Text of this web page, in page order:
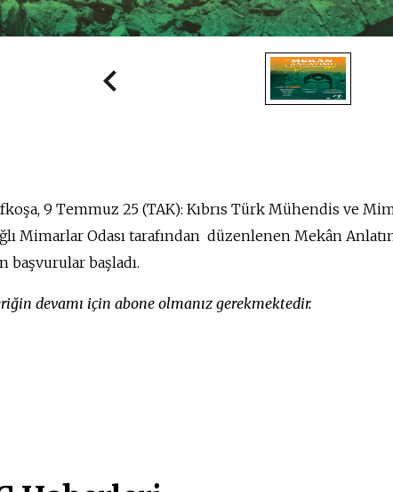
9 Temmuz 25 (TAK): Kıbrıs Türk Mühendis ve
Mimarlar Odası tarafından düzenlenen Mekân
başvurular başladı.
devamı için abone olmanız gerekmektedir.